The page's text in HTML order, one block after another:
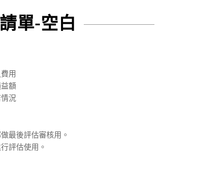
單-空白
用
額
況
最後評估審核用。
評估使用。